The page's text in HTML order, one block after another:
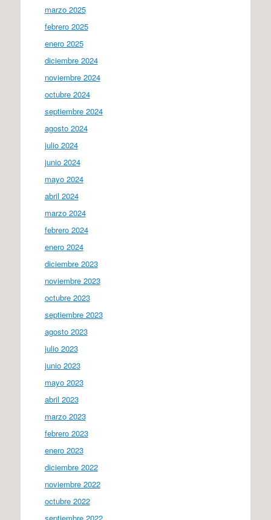
marzo 2025
febrero 2025
enero 2025
diciembre 2024
noviembre 2024
octubre 2024
septiembre 2024
agosto 2024
julio 2024
junio 2024
mayo 2024
abril 2024
marzo 2024
febrero 2024
enero 2024
diciembre 2023
noviembre 2023
octubre 2023
septiembre 2023
agosto 2023
julio 2023
junio 2023
mayo 2023
abril 2023
marzo 2023
febrero 2023
enero 2023
diciembre 2022
noviembre 2022
octubre 2022